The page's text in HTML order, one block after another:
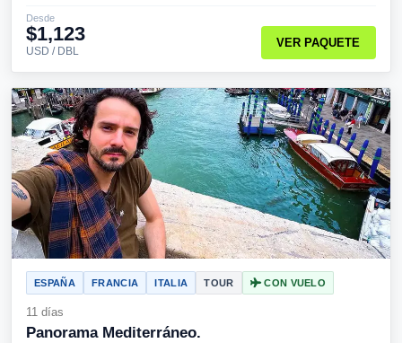
Desde
$1,123
USD / DBL
VER PAQUETE
ESPAÑA FRANCIA ITALIA TOUR CON VUELO
11 días
Panorama Mediterráneo.